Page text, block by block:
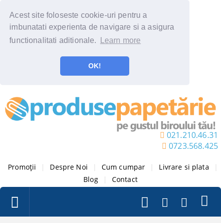
Acest site foloseste cookie-uri pentru a
imbunatati experienta de navigare si a asigura
functionalitati aditionale.
Learn more
OK!
021.210.46.31
0723.568.425
Promoții Despre Noi Cum cumpar Livrare si plata
Blog
Contact